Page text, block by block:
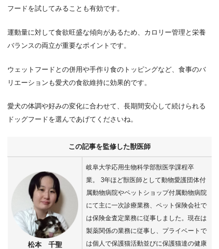
フードを試してみることも有効です。
運動量に対して食欲旺盛な傾向があるため、カロリー管理と栄養
バランスの両立が重要なポイントです。
ウェットフードとの併用や手作り食のトッピングなど、食事のバ
リエーションも愛犬の食欲維持に効果的です。
愛犬の体調や好みの変化に合わせて、長期間安心して続けられる
ドッグフードを選んであげてくださいね。
この記事を監修した獣医師
松本 千聖
岐阜大学応用生物科学部獣医学課程卒
業。 3年ほど獣医師として動物愛護団体付
属動物病院やペットショップ付属動物病院
にて主に一次診療業務、ペット保険会社で
は保険金査定業務に従事しました。現在は
製薬関係の業務に従事し、プライベートで
は個人で保護猫活動並びに保護猫達の健康